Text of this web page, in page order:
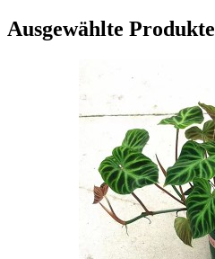
Ausgewählte Produkte